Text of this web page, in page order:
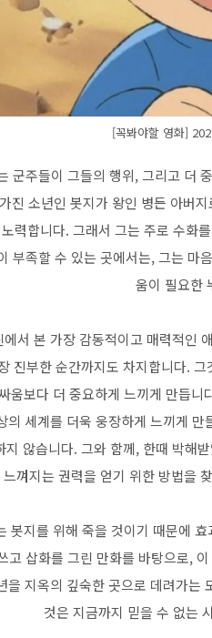
[꼭봐야할 영화]
군주들이 그들의 행위, 그리고 더
진 소년인 봇지가 왕인 병든 아버
력합니다. 그래서 그는 주로 수화
부족할 수 있는 곳에서는, 그는 마
움이 필요한
서 본 가장 감동적이고 매력적인
진부한 순간까지도 차지합니다.
움보다 더 중요하게 느끼게 만듭
의 세계를 더욱 웅장하게 느끼게
지 않습니다. 그와 함께, 한때 박해
느껴지는 권력을 얻기 위한 방법을
봇지를 위해 죽을 것이기 때문에
고 삽화를 그린 만화를 바탕으로,
을 지옥의 깊숙한 곳으로 데려가는
것은 지금까지 믿을 수 없는